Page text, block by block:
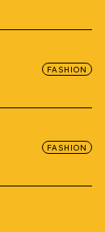
FASHION
FASHION